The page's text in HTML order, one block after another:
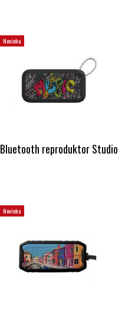
Novinka
Bluetooth reproduktor Studio
Novinka